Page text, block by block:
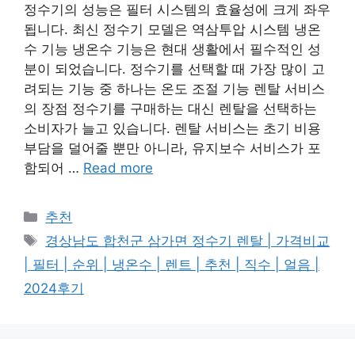
정수기의 성능은 필터 시스템의 효율성에 크게 좌우
됩니다. 최신 정수기 모델은 역삼투압 시스템 냉온
수 기능 냉온수 기능은 현대 생활에서 필수적인 성
분이 되었습니다. 정수기를 선택할 때 가장 많이 고
려되는 기능 중 하나는 온도 조절 기능 렌탈 서비스
의 장점 정수기를 구매하는 대신 렌탈을 선택하는
소비자가 늘고 있습니다. 렌탈 서비스는 초기 비용
부담을 덜어줄 뿐만 아니라, 유지보수 서비스가 포
함되어 … Read more
카
테
고
리
추천
태
그
경상남도 합천군 삼가면 정수기 렌탈 | 가격비교
| 필터 | 순위 | 냉온수 | 렌트 | 추천 | 직수 | 얼음 |
2024후기